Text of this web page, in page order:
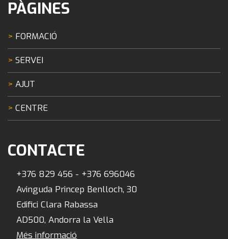
PÀGINES
FORMACIÓ
SERVEI
AJUT
CENTRE
CONTACTE
+376 829 456 - +376 696046
Avinguda Princep Benlloch, 30
Edifici Clara Rabassa
AD500, Andorra la Vella
Més informació